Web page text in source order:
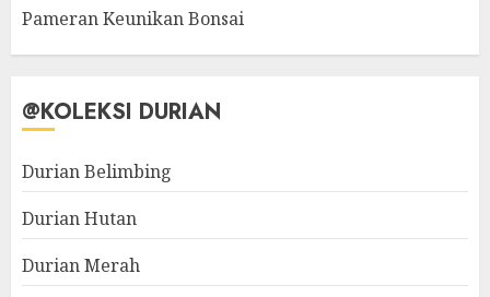
Pameran Keunikan Bonsai
@KOLEKSI DURIAN
Durian Belimbing
Durian Hutan
Durian Merah